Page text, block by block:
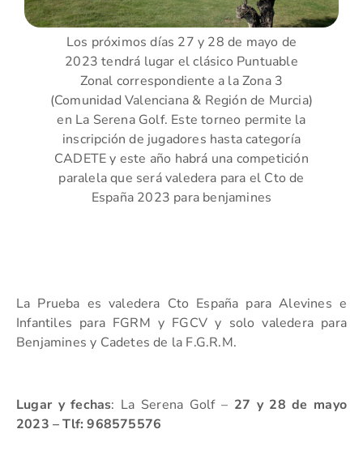
Los próximos días 27 y 28 de mayo de
2023 tendrá lugar el clásico Puntuable
Zonal correspondiente a la Zona 3
(Comunidad Valenciana & Región de Murcia)
en La Serena Golf. Este torneo permite la
inscripción de jugadores hasta categoría
CADETE y este año habrá una competición
paralela que será valedera para el Cto de
España 2023 para benjamines
La Prueba es valedera Cto España para Alevines e
Infantiles para FGRM y FGCV y solo valedera para
Benjamines y Cadetes de la F.G.R.M.
Lugar y fechas: La Serena Golf – 27 y 28 de mayo
2023 – Tlf: 968575576